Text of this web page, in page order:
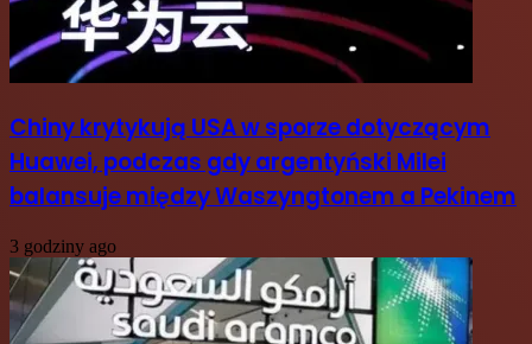
Chiny krytykują USA w sporze dotyczącym
Huawei, podczas gdy argentyński Milei
balansuje między Waszyngtonem a Pekinem
3 godziny ago